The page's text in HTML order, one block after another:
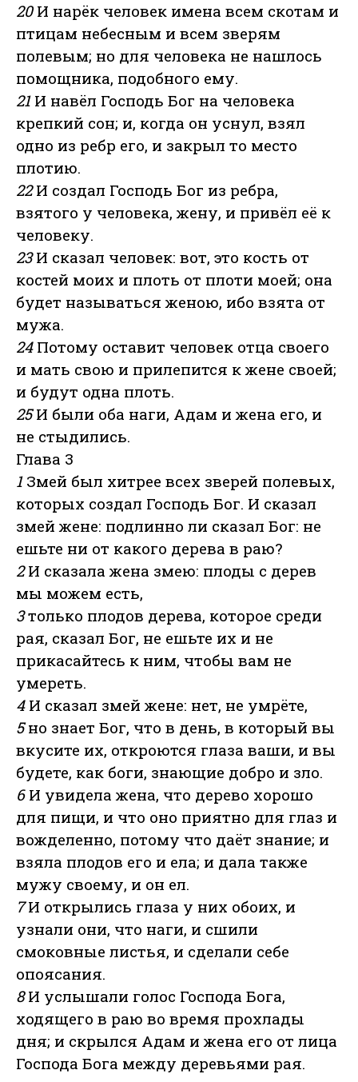
20И нарёк человек имена всем скотам и
птицам небесным и всем зверям
полевым; но для человека не нашлось
помощника, подобного ему.
21И навёл Господь Бог на человека
крепкий сон; и, когда он уснул, взял
одно из ребр его, и закрыл то место
плотию.
22И создал Господь Бог из ребра,
взятого у человека, жену, и привёл её к
человеку.
23И сказал человек: вот, это кость от
костей моих и плоть от плоти моей; она
будет называться женою, ибо взята от
мужа.
24Потому оставит человек отца своего
и мать свою и прилепится к жене своей;
и будут одна плоть.
25И были оба наги, Адам и жена его, и
не стыдились.
Глава 3
1Змей был хитрее всех зверей полевых,
которых создал Господь Бог. И сказал
змей жене: подлинно ли сказал Бог: не
ешьте ни от какого дерева в раю?
2И сказала жена змею: плоды с дерев
мы можем есть,
3только плодов дерева, которое среди
рая, сказал Бог, не ешьте их и не
прикасайтесь к ним, чтобы вам не
умереть.
4И сказал змей жене: нет, не умрёте,
5но знает Бог, что в день, в который вы
вкусите их, откроются глаза ваши, и вы
будете, как боги, знающие добро и зло.
6И увидела жена, что дерево хорошо
для пищи, и что оно приятно для глаз и
вожделенно, потому что даёт знание; и
взяла плодов его и ела; и дала также
мужу своему, и он ел.
7И открылись глаза у них обоих, и
узнали они, что наги, и сшили
смоковные листья, и сделали себе
опоясания.
8И услышали голос Господа Бога,
ходящего в раю во время прохлады
дня; и скрылся Адам и жена его от лица
Господа Бога между деревьями рая.